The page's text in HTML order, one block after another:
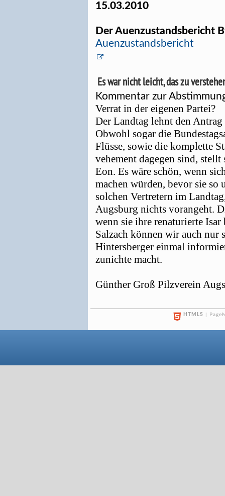
15.03.2010
Der Auenzustandsbericht
Auenzustandsbericht
Es war nicht leicht, das zu
Kommentar zur
Verrat in der eigenen Partei?
Der Landtag lehnt den
Obwohl sogar die
Flüsse, sowie die komplette
vehement dagegen sind,
Eon. Es wäre schön, wenn
machen würden, bevor sie
solchen Vertretern im
Augsburg nichts vorangeht.
wenn sie ihre renaturierte
Salzach können wir auch nur
Hintersberger einmal
zunichte macht.
Günther Groß Pilzverein
HTML5 |